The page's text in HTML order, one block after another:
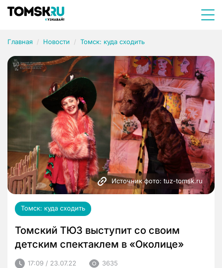
Главная Новости Томск: куда сходить
Источник фото: tuz-tomsk.ru
Томск: куда сходить
Томский ТЮЗ выступит со своим
детским спектаклем в «Околице»
17:09 / 23.07.22 3635